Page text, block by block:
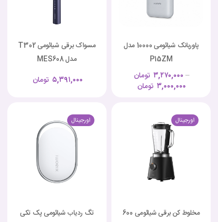
پاوربانک شیائومی 10000 مدل
P15ZM
تومان ۳,۲۷۰,۰۰۰ –
تومان ۳,۰۰۰,۰۰۰
مسواک برقی شیائومی T302
مدل MES608
تومان ۵,۳۹۱,۰۰۰
اورجینال
مخلوط کن برقی شیائومی 600
اورجینال
تگ ردیاب شیائومی پک تکی